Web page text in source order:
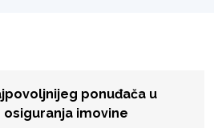
ponuđača u
imovine